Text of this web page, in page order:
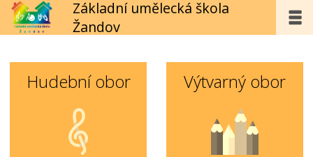
Základní umělecká škola
Žandov
Hudební obor Výtvarný obor